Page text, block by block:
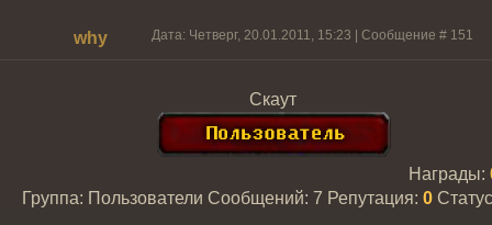
why Дата: Четверг, 20.01.2011, 15:23 | Сообщение # 151
Скаут
Группа: Пользователи Сообщений: 7
Награды:
Репутация: 0